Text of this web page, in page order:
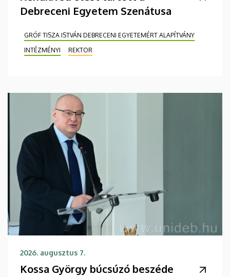
Debreceni Egyetem Szenátusa
GRÓF TISZA ISTVÁN DEBRECENI EGYETEMÉRT ALAPÍTVÁNY
INTÉZMÉNYI
REKTOR
2026. augusztus 7.
Kossa György búcsúzó beszéde